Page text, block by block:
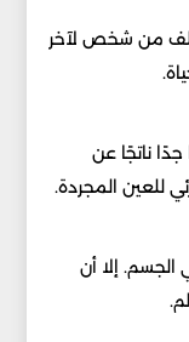
من شخص لآخر
ناتجًا عن
للعين المجردة.
الجسم. إلا أن